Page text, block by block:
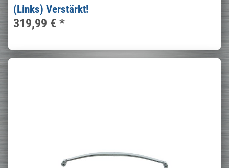
(Links) Verstärkt!
319,99 € *